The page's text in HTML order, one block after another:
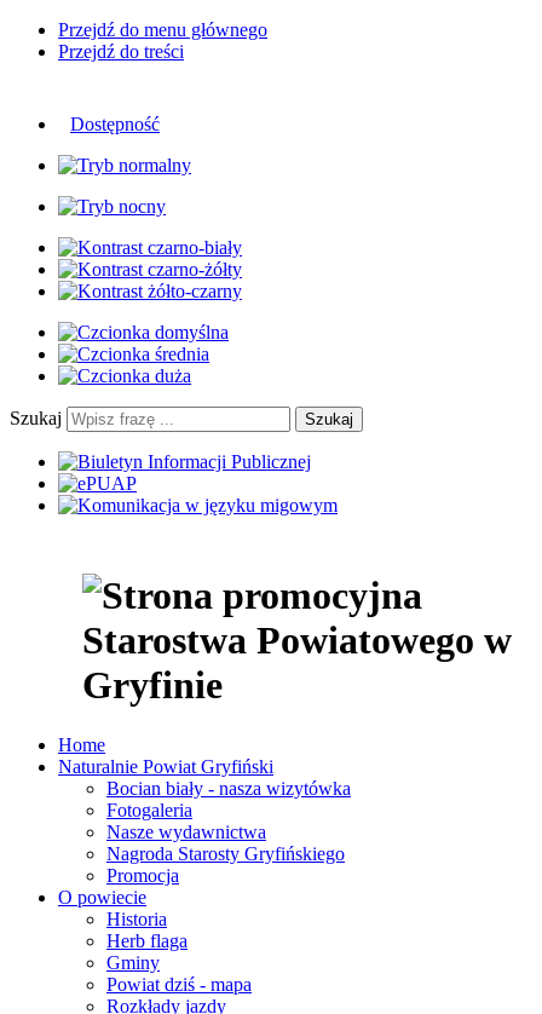
Przejdź do menu głównego
Przejdź do treści
Dostępność
Szukaj Szukaj
Home
Naturalnie Powiat Gryfiński
Bocian biały - nasza wizytówka
Fotogaleria
Nasze wydawnictwa
Nagroda Starosty Gryfińskiego
Promocja
O powiecie
Historia
Herb flaga
Gminy
Powiat dziś - mapa
Rozkłady jazdy